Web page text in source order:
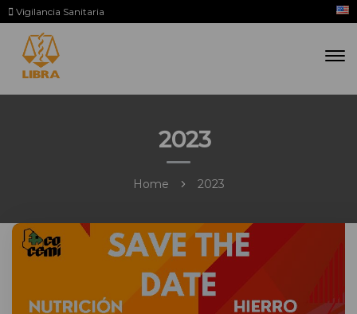
Vigilancia Sanitaria
2023
Home 2023